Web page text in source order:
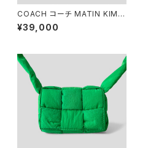
COACH コーチ MATIN KIM
カーゴ トート バッグ 26 CAZ29
¥39,000